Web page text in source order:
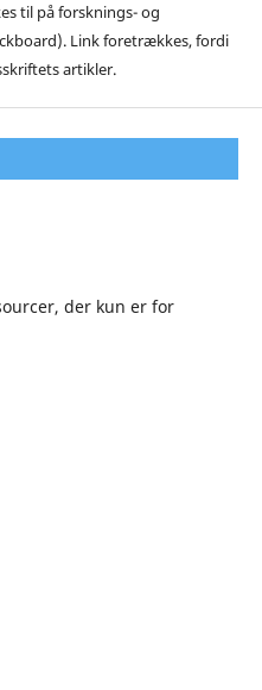
til på forsknings- og
Link foretrækkes, fordi
artikler.
der kun er for